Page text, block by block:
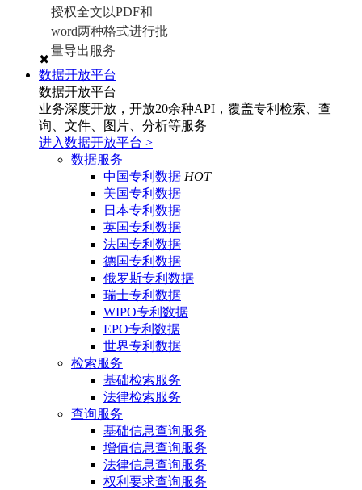
授权全文以PDF和
word两种格式进行批
量导出服务
✖
数据开放平台
数据开放平台
业务深度开放，开放20余种API，覆盖专利检索、查
询、文件、图片、分析等服务
进入数据开放平台 >
数据服务
中国专利数据 HOT
美国专利数据
日本专利数据
英国专利数据
法国专利数据
德国专利数据
俄罗斯专利数据
瑞士专利数据
WIPO专利数据
EPO专利数据
世界专利数据
检索服务
基础检索服务
法律检索服务
查询服务
基础信息查询服务
增值信息查询服务
法律信息查询服务
权利要求查询服务